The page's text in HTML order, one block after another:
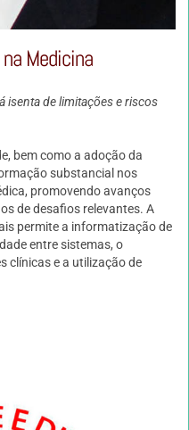
Medicina
isenta de limitações e riscos
bem como a adoção da
substancial nos
promovendo avanços
de desafios relevantes. A
permite a informatização de
entre sistemas, o
clínicas e a utilização de